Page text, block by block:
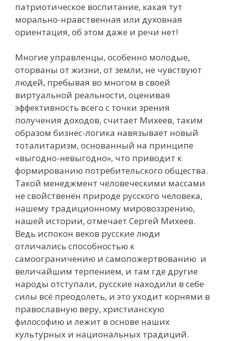
патриотическое воспитание, какая тут
морально-нравственная или духовная
ориентация, об этом даже и речи нет!
Многие управленцы, особенно молодые,
оторваны от жизни, от земли, не чувствуют
людей, пребывая во многом в своей
виртуальной реальности, оценивая
эффективность всего с точки зрения
получения доходов, считает Михеев, таким
образом бизнес-логика навязывает новый
тоталитаризм, основанный на принципе
«выгодно-невыгодно», что приводит к
формированию потребительского общества.
Такой менеджмент человеческими массами
не свойственен природе русского человека,
нашему традиционному мировоззрению,
нашей истории, отмечает Сергей Михеев.
Ведь испокон веков русские люди
отличались способностью к
самоограничению и самопожертвованию и
величайшим терпением, и там где другие
народы отступали, русские находили в себе
силы всё преодолеть, и это уходит корнями в
православную веру, христианскую
философию и лежит в основе наших
культурных и национальных традиций.